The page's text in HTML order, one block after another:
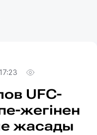
UFC-
жегінен
жасады